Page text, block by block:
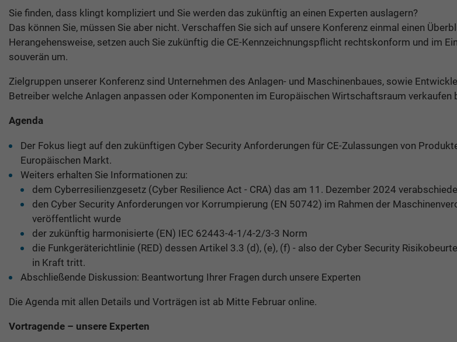
Sie finden, dass klingt kompliziert und Sie werden das zukünftig an einen Experten auslagern?
Das können Sie, müssen Sie aber nicht. Verschaffen Sie sich auf unsere Konferenz einmal einen
Herangehensweise, setzen auch Sie zukünftig die CE-Kennzeichnungspflicht rechtskonform und im
souverän um.
Zielgruppen unserer Konferenz sind Unternehmen des Anlagen- und Maschinenbaues, sowie
Betreiber welche Anlagen anpassen oder Komponenten im Europäischen Wirtschaftsraum verkaufen
Agenda
Der Fokus liegt auf den zukünftigen Cyber Security Anforderungen für CE-Zulassungen von
Europäischen Markt.
Weiters erhalten Sie Informationen zu:
dem Cyberresilienzgesetz (Cyber Resilience Act - CRA) das am 11. Dezember 2024
den Cyber Security Anforderungen vor Korrumpierung (EN 50742) im Rahmen der
veröffentlicht wurde
der zukünftig harmonisierte (EN) IEC 62443-4-1/4-2/3-3 Norm
die Funkgeräterichtlinie (RED) dessen Artikel 3.3 (d), (e), (f) - also der Cyber Security
in Kraft tritt.
Abschließende Diskussion: Beantwortung Ihrer Fragen durch unsere Experten
Die Agenda mit allen Details und Vorträgen ist ab Mitte Februar online.
Vortragende – unsere Experten